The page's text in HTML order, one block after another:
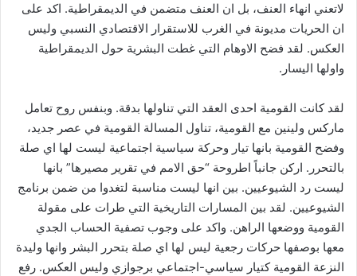
لاتعني انهاء العنف، بل ان العنف متضمن في الديمقراطية. اكد على
ان الحريات مديونة في الغرب للاستقرار الاقتصادي النسبي وليس
العكس. لقد فضح الاوهام التي غطت البشرية حول الديمقراطية
واولها اليسار.
لقد كانت القومية احدى العقد التي تناولها بدقة. وبنفس روح تعامل
ماركس ولينين مع القومية، تناول المسالة القومية في عصر جديد،
وفضح القومية بانها تيار وحركة سياسية اجتماعية ليست لها اي صلة
بالتحرر. اركن جانباً اطروحة “حق الامم في تقرير مصيرها” بانها
ليست رد الشيوعيين. بين انها ليست مناسبة لتغدوا من ضمن برنامج
الشيوعيين. لقد بين المسارات التاريخية التي طرات على مقولة
القومية ووضعها الراهن. واكد على وجوب تصفية الحساب الجدي
معها بوصفها حركات رجعية ليس لها اي صلة بتحرر البشر وانها وليدة
النزعة القومية كتيار سياسي-اجتماعي برجوازي وليس العكس. رفع